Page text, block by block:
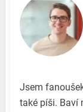
Jsem
také píši. Baví